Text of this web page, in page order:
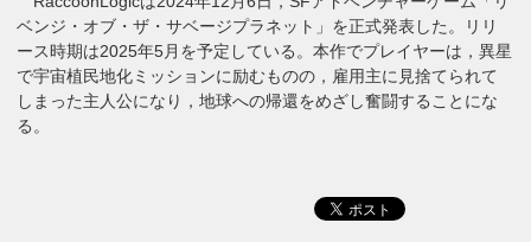
ベンジ・オブ・ザ・サベージプラネット」を正式発表した。リリ
ース時期は2025年5月を予定している。本作でプレイヤーは，異星
で宇宙植民地化ミッションに励むものの，雇用主に見捨てられて
しまった主人公になり，地球への帰還をめざし奮闘することにな
る。